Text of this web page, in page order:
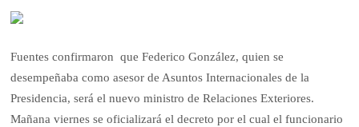
Fuentes confirmaron que Federico González, quien se
desempeñaba como asesor de Asuntos Internacionales de la
Presidencia, será el nuevo ministro de Relaciones Exteriores.
Mañana viernes se oficializará el decreto por el cual el funcionario